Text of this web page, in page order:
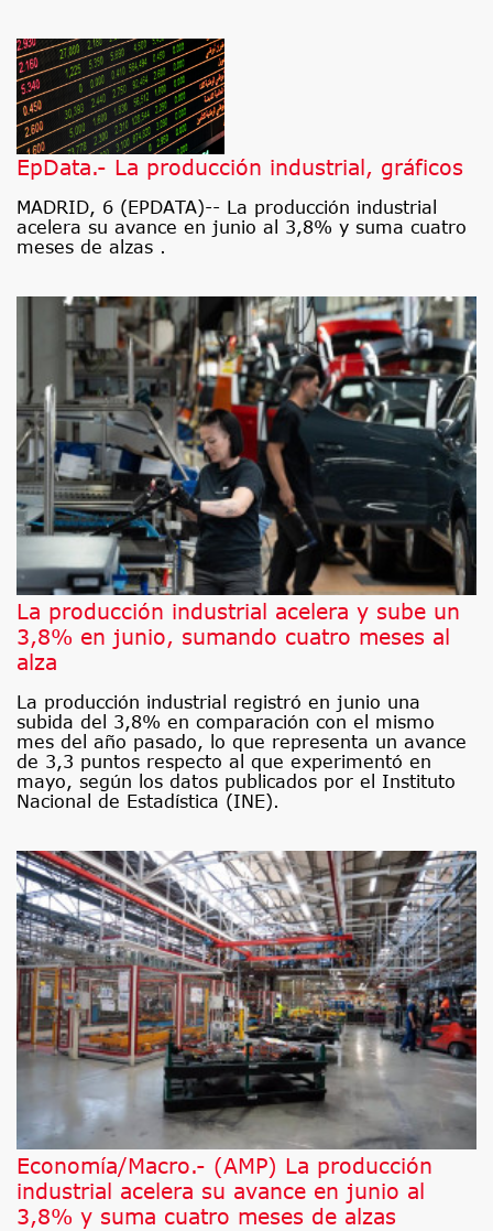
EpData.- La producción industrial, gráficos
MADRID, 6 (EPDATA)-- La producción industrial
acelera su avance en junio al 3,8% y suma cuatro
meses de alzas .
La producción industrial acelera y sube un
3,8% en junio, sumando cuatro meses al
alza
La producción industrial registró en junio una
subida del 3,8% en comparación con el mismo
mes del año pasado, lo que representa un avance
de 3,3 puntos respecto al que experimentó en
mayo, según los datos publicados por el Instituto
Nacional de Estadística (INE).
Economía/Macro.- (AMP) La producción
industrial acelera su avance en junio al
3,8% y suma cuatro meses de alzas